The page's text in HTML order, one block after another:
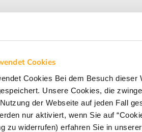
Cookies
Cookies Bei dem Besuch
Unsere Cookies, die
der Webseite auf jeden Fall
nur aktiviert, wenn Sie auf
zu widerrufen) erfahren Sie in
dem TGV zurück nach